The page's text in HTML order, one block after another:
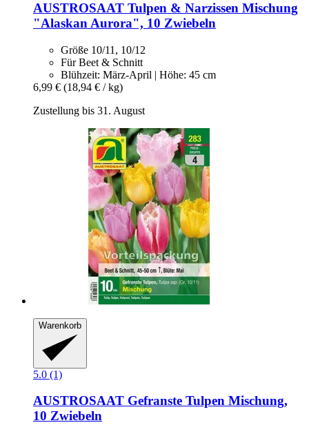
AUSTROSAAT Tulpen & Narzissen Mischung
"Alaskan Aurora", 10 Zwiebeln
Größe 10/11, 10/12
Für Beet & Schnitt
Blühzeit: März-April | Höhe: 45 cm
6,99 € (18,94 € / kg)
Zustellung bis 31. August
Warenkorb
5.0 (1)
AUSTROSAAT Gefranste Tulpen Mischung,
10 Zwiebeln